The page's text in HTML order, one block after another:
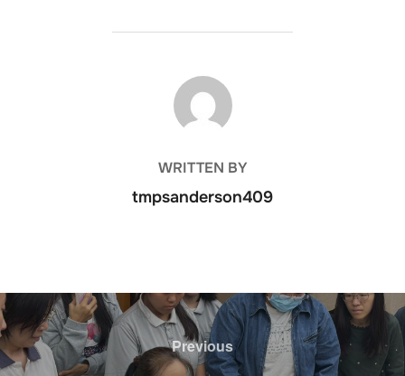
POST AUTHOR
WRITTEN BY
tmpsanderson409
文
章
Previous
Previous